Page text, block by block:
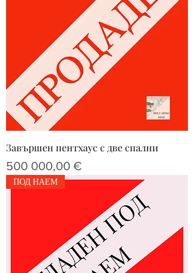
Завършен пентхаус с две спални
Цена
500 000,00 €
ПОД НАЕМ